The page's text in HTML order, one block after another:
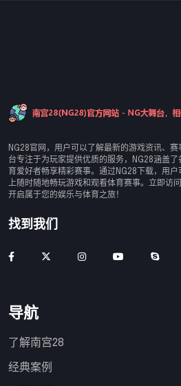
NG28官网，用户可以了解最新的游戏资讯、
台专注于为玩家提供优质的服务，NG28涵盖
育爱好者畅享精彩赛事。通过NG28下载，用
上随时随地畅玩游戏和观看体育赛事。立即访
开启属于您的娱乐与体育之旅！
找到我们
导航
了解南宫28
经典案例